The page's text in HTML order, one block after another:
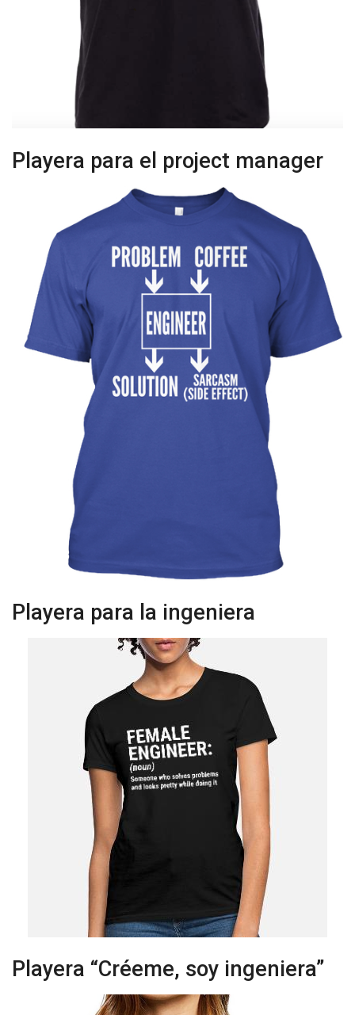
Playera para el project manager
Playera para la ingeniera
Playera “Créeme, soy ingeniera”